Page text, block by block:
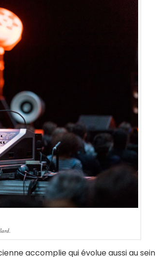
accomplie qui évolue aussi au sein